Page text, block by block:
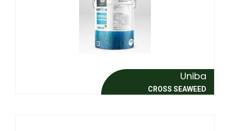
Uniba
CROSS SEAWEED